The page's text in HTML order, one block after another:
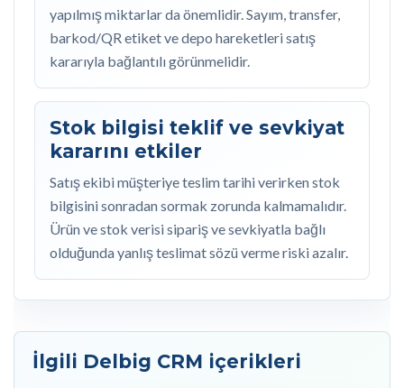
yapılmış miktarlar da önemlidir. Sayım, transfer,
barkod/QR etiket ve depo hareketleri satış
kararıyla bağlantılı görünmelidir.
Stok bilgisi teklif ve sevkiyat
kararını etkiler
Satış ekibi müşteriye teslim tarihi verirken stok
bilgisini sonradan sormak zorunda kalmamalıdır.
Ürün ve stok verisi sipariş ve sevkiyatla bağlı
olduğunda yanlış teslimat sözü verme riski azalır.
İlgili Delbig CRM içerikleri